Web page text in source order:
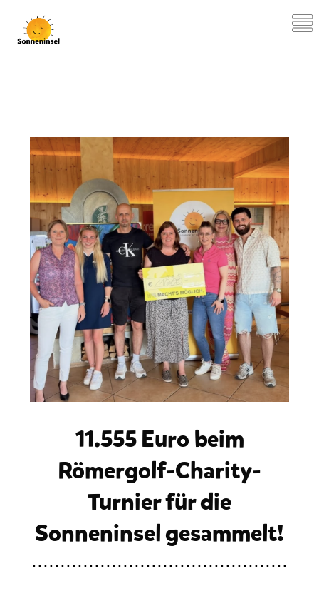
11.555 Euro beim
Römergolf-Charity-
Turnier für die
Sonneninsel gesammelt!